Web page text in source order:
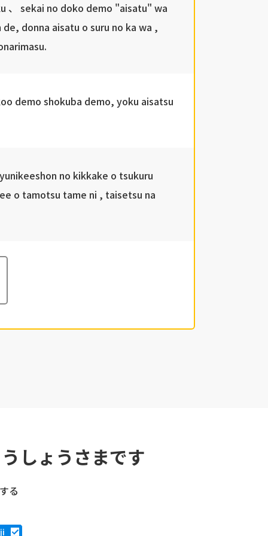
、 sekai no doko demo "aisatu" wa
donna aisatu o suru no ka wa ,
demo shokuba demo, yoku aisatsu
no kikkake o tsukuru
o tamotsu tame ni , taisetsu na
しょうさまです
る